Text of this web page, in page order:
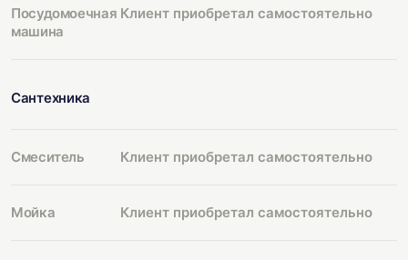
Посудомоечная
машина
Клиент приобретал самостоятельно
Сантехника
Смеситель Клиент приобретал самостоятельно
Мойка Клиент приобретал самостоятельно